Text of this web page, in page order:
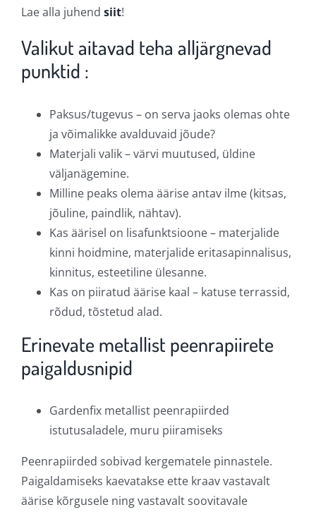
Lae alla juhend siit!
Valikut aitavad teha alljärgnevad
punktid :
Paksus/tugevus – on serva jaoks olemas ohte
ja võimalikke avalduvaid jõude?
Materjali valik – värvi muutused, üldine
väljanägemine.
Milline peaks olema äärise antav ilme (kitsas,
jõuline, paindlik, nähtav).
Kas äärisel on lisafunktsioone – materjalide
kinni hoidmine, materjalide eritasapinnalisus,
kinnitus, esteetiline ülesanne.
Kas on piiratud äärise kaal – katuse terrassid,
rõdud, tõstetud alad.
Erinevate metallist peenrapiirete
paigaldusnipid
Gardenfix metallist peenrapiirded
istutusaladele, muru piiramiseks
Peenrapiirded sobivad kergematele pinnastele.
Paigaldamiseks kaevatakse ette kraav vastavalt
äärise kõrgusele ning vastavalt soovitavale